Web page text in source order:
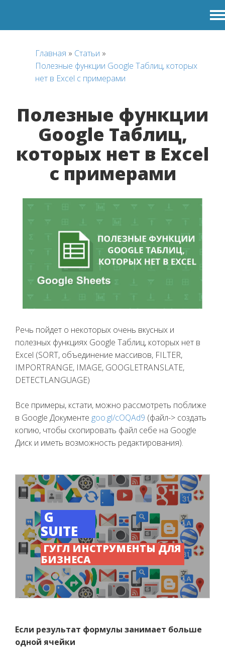
Главная » Статьи »
Полезные функции Google Таблиц, которых
нет в Excel с примерами
Полезные функции
Google Таблиц,
которых нет в Excel
с примерами
Речь пойдет о некоторых очень вкусных и
полезных функциях Google Таблиц, которых нет в
Excel (SORT, объединение массивов, FILTER,
IMPORTRANGE, IMAGE, GOOGLETRANSLATE,
DETECTLANGUAGE)
Все примеры, кстати, можно рассмотреть поближе
в Google Документе goo.gl/cOQAd9 (файл-> создать
копию, чтобы скопировать файл себе на Google
Диск и иметь возможность редактирования).
G
SUITE
ГУГЛ ИНСТРУМЕНТЫ ДЛЯ
БИЗНЕСА
Если результат формулы занимает больше
одной ячейки